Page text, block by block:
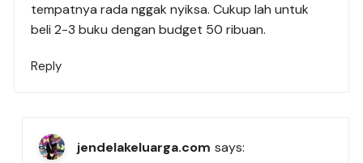
tempatnya rada nggak nyiksa. Cukup lah untuk
beli 2-3 buku dengan budget 50 ribuan.
Reply
jendelakeluarga.com says: